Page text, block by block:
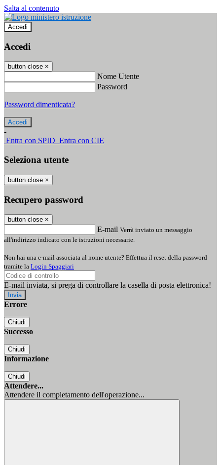
Salta al contenuto
Accedi
Accedi
button close ×
Nome Utente
Password
Password dimenticata?
-
Entra con SPID Entra con CIE
Seleziona utente
button close ×
Recupero password
button close ×
E-mail Verrà inviato un messaggio
all'indirizzo indicato con le istruzioni necessarie.
Non hai una e-mail associata al nome utente? Effettua il reset della password
tramite la Login Spaggiari
E-mail inviata, si prega di controllare la casella di posta elettronica!
Errore
Chiudi
Successo
Chiudi
Informazione
Chiudi
Attendere...
Attendere il completamento dell'operazione...